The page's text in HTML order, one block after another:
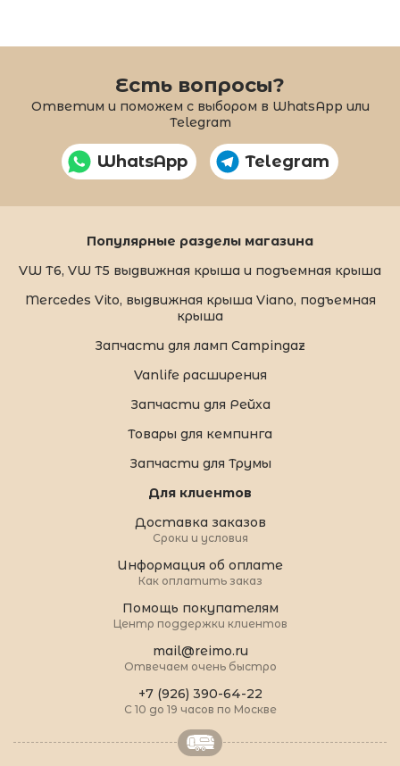
Есть вопросы?
Ответим и поможем с выбором в WhatsApp или
Telegram
WhatsApp Telegram
Популярные разделы магазина
VW T6, VW T5 выдвижная крыша и подъемная крыша
Mercedes Vito, выдвижная крыша Viano, подъемная
крыша
Запчасти для ламп Campingaz
Vanlife расширения
Запчасти для Рейха
Товары для кемпинга
Запчасти для Трумы
Для клиентов
Доставка заказов
Сроки и условия
Информация об оплате
Как оплатить заказ
Помощь покупателям
Центр поддержки клиентов
mail@reimo.ru
Отвечаем очень быстро
+7 (926) 390-64-22
С 10 до 19 часов по Москве